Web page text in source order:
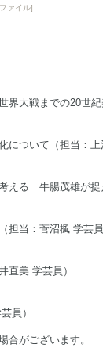
ァイル]
大戦までの20世紀
について（担当：上
える 牛腸茂雄が捉
担当：菅沼楓 学芸員
直美 学芸員）
員）
合がございます。